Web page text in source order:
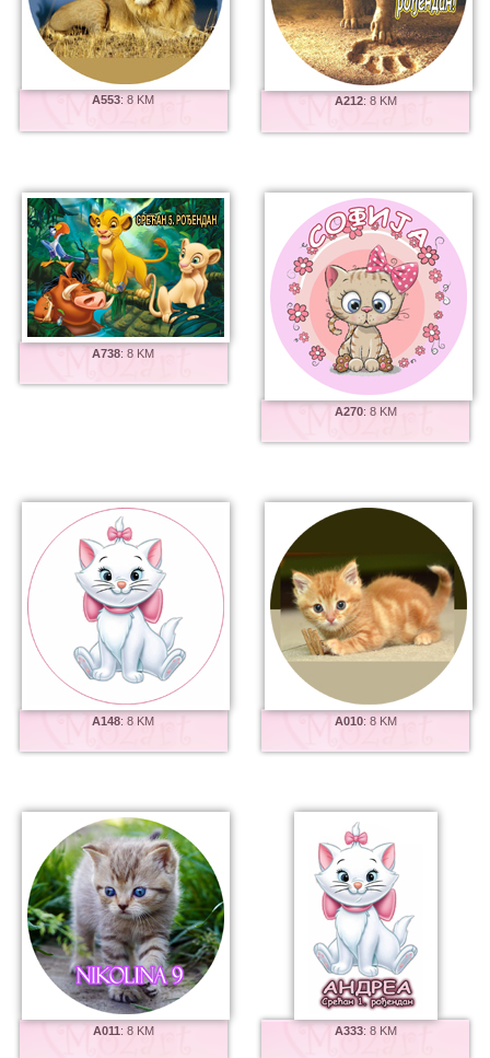
A553:8 KM A212: 8 KM
A738:8 KM
A270: 8 KM
A148:8 KM A010: 8 KM
A011 : 8 KM A333: 8 KM